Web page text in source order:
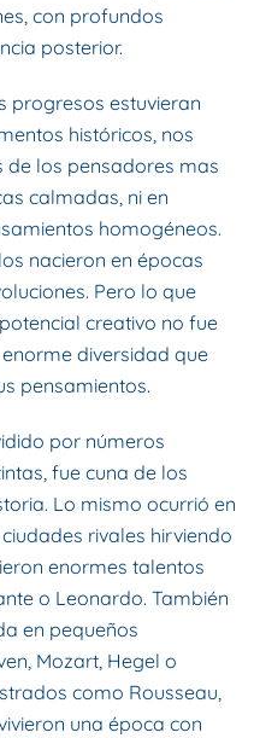
con profundos
posterior.
progresos estuvieran
históricos, nos
de los pensadores mas
calmadas, ni en
homogéneos.
nacieron en épocas
Pero lo que
creativo no fue
diversidad que
pensamientos.
por números
fue cuna de los
Lo mismo ocurrió en
rivales hirviendo
enormes talentos
o Leonardo. También
en pequeños
Mozart, Hegel o
como Rousseau,
una época con